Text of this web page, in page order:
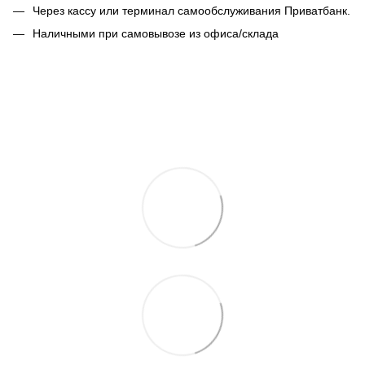
Через кассу или терминал самообслуживания Приватбанк.
Наличными при самовывозе из офиса/склада